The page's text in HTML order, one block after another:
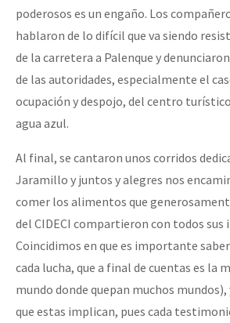
poderosos es un engaño. Los
hablaron de lo difícil que va siendo
de la carretera a Palenque y
de las autoridades, especialmente el
ocupación y despojo, del centro turístico
agua azul.
Al final, se cantaron unos corridos
Jaramillo y juntos y alegres nos
comer los alimentos que
del CIDECI compartieron con todos sus
Coincidimos en que es importante
cada lucha, que a final de cuentas es la
mundo donde quepan muchos
que estas implican, pues cada